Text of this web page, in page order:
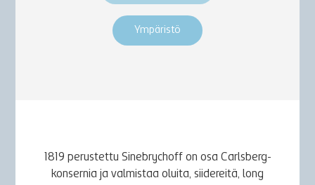
Ympäristö
1819 perustettu Sinebrychoff on osa Carlsberg-
konsernia ja valmistaa oluita, siidereitä, long